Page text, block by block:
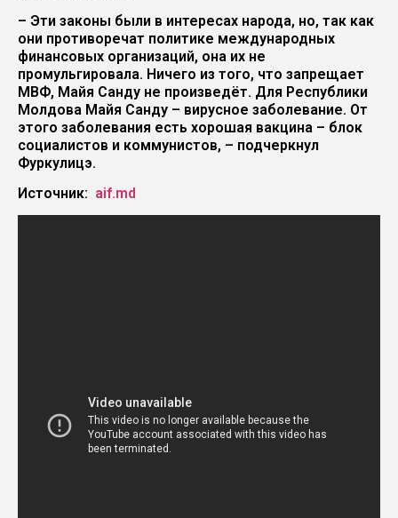
– Эти законы были в интересах народа, но, так как
они противоречат политике международных
финансовых организаций, она их не
промульгировала. Ничего из того, что запрещает
МВФ, Майя Санду не произведёт. Для Республики
Молдова Майя Санду – вирусное заболевание. От
этого заболевания есть хорошая вакцина – блок
социалистов и коммунистов, – подчеркнул
Фуркулицэ.
Источник: aif.md